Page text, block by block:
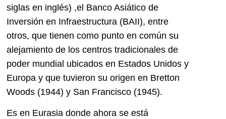
siglas en inglés) ,el Banco Asiático de
Inversión en Infraestructura (BAII), entre
otros, que tienen como punto en común su
alejamiento de los centros tradicionales de
poder mundial ubicados en Estados Unidos y
Europa y que tuvieron su origen en Bretton
Woods (1944) y San Francisco (1945).
Es en Eurasia donde ahora se está